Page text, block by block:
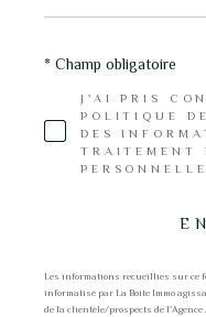
J'AI PRIS
POLITIQUE
DES
TRAITEMENT
* Champ obligatoire
Les informations recueillies sur ce
informatisé par La Boite Immo
de la clientèle/prospects de